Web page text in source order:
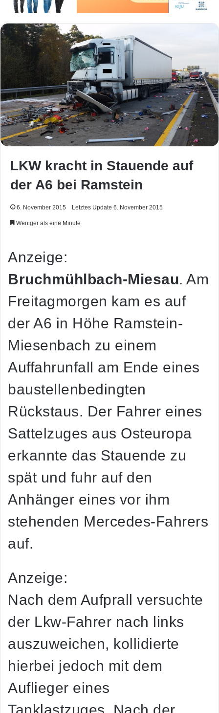
LKW kracht in Stauende auf
der A6 bei Ramstein
6. November 2015 Letztes Update 6. November 2015
Weniger als eine Minute
Anzeige:
Bruchmühlbach-Miesau. Am
Freitagmorgen kam es auf
der A6 in Höhe Ramstein-
Miesenbach zu einem
Auffahrunfall am Ende eines
baustellenbedingten
Rückstaus. Der Fahrer eines
Sattelzuges aus Osteuropa
erkannte das Stauende zu
spät und fuhr auf den
Anhänger eines vor ihm
stehenden Mercedes-Fahrers
auf.
Anzeige:
Nach dem Aufprall versuchte
der Lkw-Fahrer nach links
auszuweichen, kollidierte
hierbei jedoch mit dem
Auflieger eines